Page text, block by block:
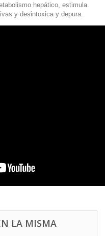
hepático, estimula
y desintoxica y depura.
LA MISMA